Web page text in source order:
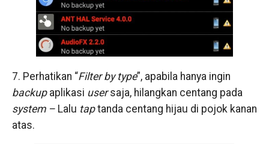
7. Perhatikan “Filter by type”, apabila hanya ingin
backup aplikasi usersaja, hilangkan centang pada
system –Lalu taptanda centang hijau di pojok kanan
atas.